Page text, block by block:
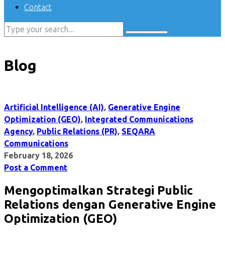
Contact
Blog
Artificial Intelligence (AI), Generative Engine
Optimization (GEO), Integrated Communications
Agency, Public Relations (PR), SEQARA
Communications
February 18, 2026
Post a Comment
Mengoptimalkan Strategi Public
Relations dengan Generative Engine
Optimization (GEO)